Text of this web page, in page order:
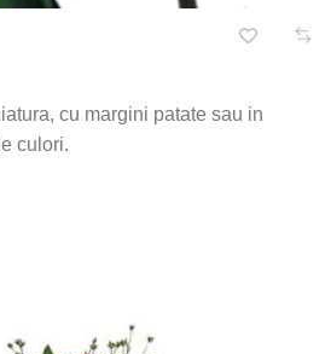
cu margini patate sau in
culori.